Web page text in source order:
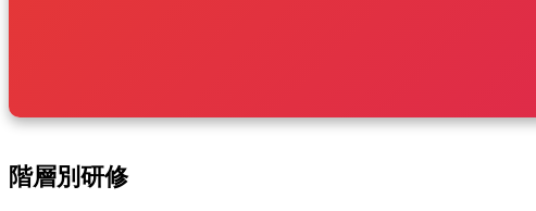
階層別研修